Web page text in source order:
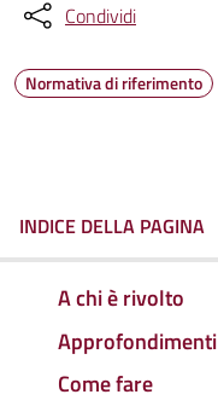
Condividi
Normativa di riferimento
INDICE DELLA PAGINA
A chi è rivolto
Approfondimenti
Come fare